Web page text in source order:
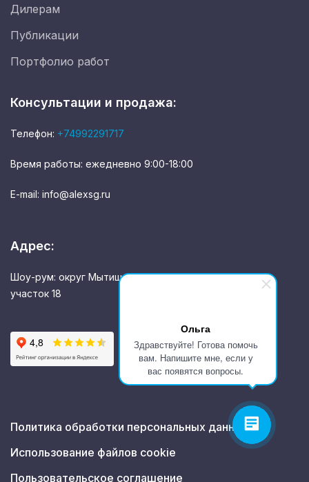
Ольга
Здравствуйте! Готова помочь
вам. Напишите мне, если у
вас появятся вопросы.
Дилерам
Публикации
Портфолио работ
Консультации и продажа:
Телефон: +74992291717
Время работы: ежедневно 9:00-18:00
E-mail: info@alexsg.ru
Адрес:
Шоу-рум: округ Мытищи, д. Пирогово, ул. Совхозная,
участок 18
Политика обработки персональных данных
Использование файлов cookie
Пользовательское соглашение